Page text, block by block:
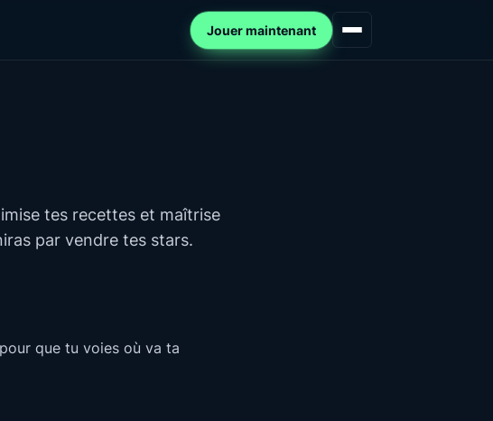
Jouer maintenant
tes recettes et maîtrise
par vendre tes stars.
que tu voies où va ta